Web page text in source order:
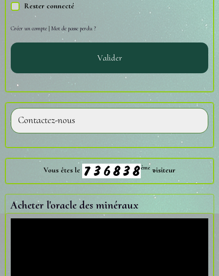
Rester connecté
Créer un compte | Mot de passe perdu ?
Valider
Contactez-nous
Vous êtes le ème visiteur
Acheter l'oracle des minéraux